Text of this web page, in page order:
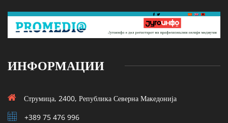
ИНФОРМАЦИИ
Струмица, 2400, Република Северна Македонија
+389 75 476 996